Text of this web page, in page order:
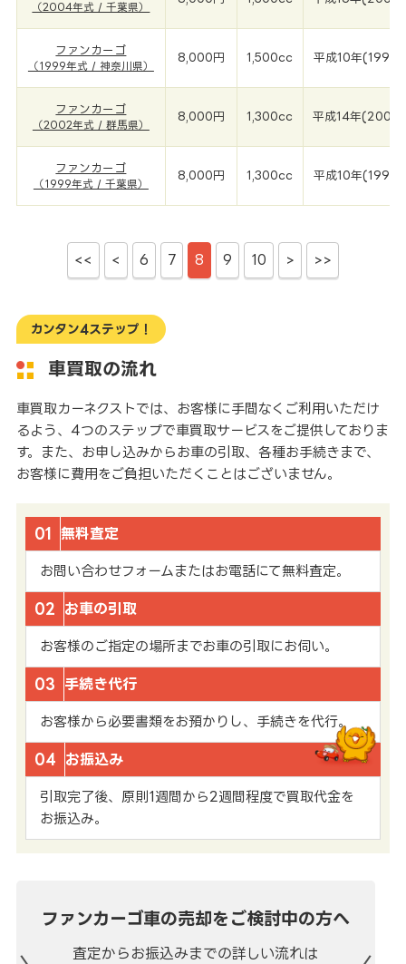
（2004年式 / 千葉県）
ファンカーゴ
（1999年式 / 神奈川県）
8,000円 1,500cc 平成10年(1999
ファンカーゴ
（2002年式 / 群馬県）
8,000円 1,300cc 平成14年(2002
ファンカーゴ
（1999年式 / 千葉県）
8,000円 1,300cc 平成10年(1999
<< < 6 7 8 9 10 > >>
カンタン4ステップ！
車買取の流れ
車買取カーネクストでは、お客様に手間なくご利用いただけ
るよう、4つのステップで車買取サービスをご提供しておりま
す。また、お申し込みからお車の引取、各種お手続きまで、
お客様に費用をご負担いただくことはございません。
01 無料査定
お問い合わせフォームまたはお電話にて無料査定。
02 お車の引取
お客様のご指定の場所までお車の引取にお伺い。
03 手続き代行
お客様から必要書類をお預かりし、手続きを代行。
04 お振込み
引取完了後、原則1週間から2週間程度で買取代金を
お振込み。
ファンカーゴ車の売却を ご検討中の方へ
査定からお振込みまでの詳しい流れは